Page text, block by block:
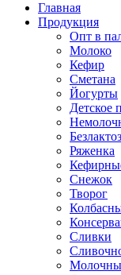
Главная
Продукция
Опт в
Молоко
Кефир
Сметана
Йогурты
Детское
Ряженка
Снежок
Творог
Сливки